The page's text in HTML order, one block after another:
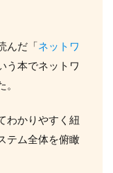
んだ「ネットワ
う本でネットワ
わかりやすく紐
テム全体を俯瞰